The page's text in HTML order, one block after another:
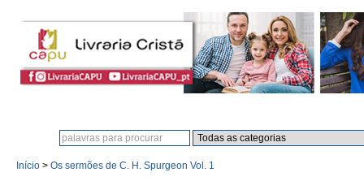
Início > Os sermões de C. H. Spurgeon Vol. 1